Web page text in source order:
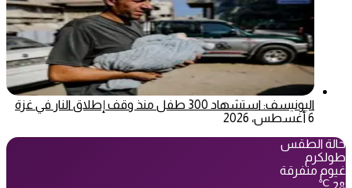
اليونيسف: استشهاد 300 طفل منذ وقف إطلاق النار في غزة
6 أغسطس، 2026
حالة الطقس
طولكرم
غيوم متفرقة
℃